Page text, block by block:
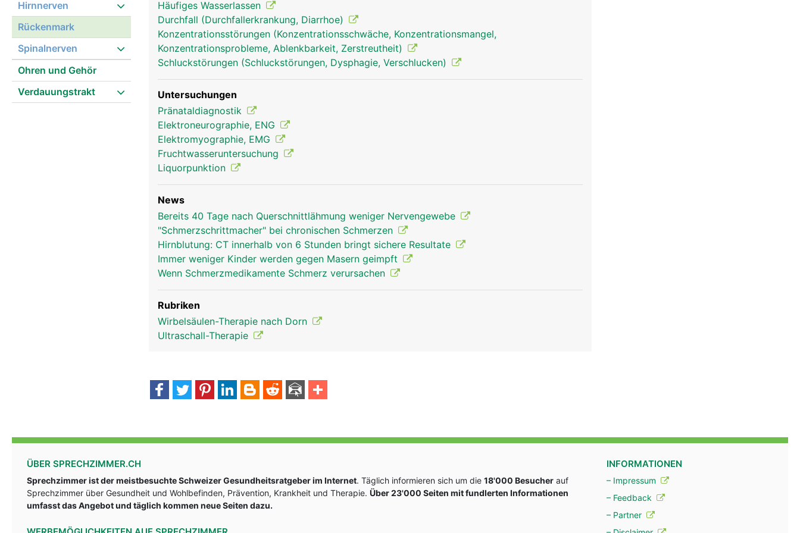
Hirnnerven
Rückenmark
Spinalnerven
Ohren und Gehör
Verdauungstrakt
rückenmark frau
Häufiges Wasserlassen
Durchfall (Durchfallerkrankung, Diarrhoe)
Konzentrationsstörungen (Konzentrationsschwäche, Konzentrationsmangel,
Konzentrationsprobleme, Ablenkbarkeit, Zerstreutheit)
Schluckstörungen (Schluckstörungen, Dysphagie, Verschlucken)
Untersuchungen
Pränataldiagnostik
Elektroneurographie, ENG
Elektromyographie, EMG
Fruchtwasseruntersuchung
Liquorpunktion
News
Bereits 40 Tage nach Querschnittlähmung weniger Nervengewebe
"Schmerzschrittmacher" bei chronischen Schmerzen
Hirnblutung: CT innerhalb von 6 Stunden bringt sichere Resultate
Immer weniger Kinder werden gegen Masern geimpft
Wenn Schmerzmedikamente Schmerz verursachen
Rubriken
Wirbelsäulen-Therapie nach Dorn
Ultraschall-Therapie
ÜBER SPRECHZIMMER.CH
Sprechzimmer ist der meistbesuchte Schweizer Gesundheitsratgeber im Internet. Täglich informieren sich um die 18'000 Besucher auf
Sprechzimmer über Gesundheit und Wohlbefinden, Prävention, Krankheit und Therapie. Über 23'000 Seiten mit fundlerten Informationen
umfasst das Angebot und täglich kommen neue Seiten dazu.
INFORMATIONEN
– Impressum
– Feedback
– Partner